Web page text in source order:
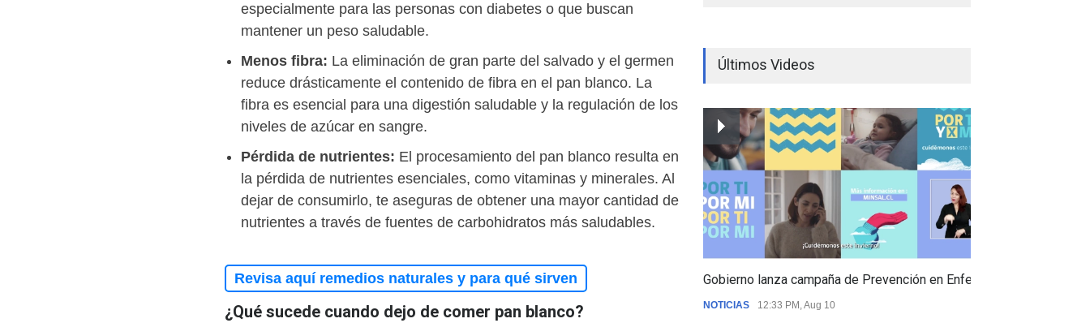
especialmente para las personas con diabetes o que buscan
mantener un peso saludable.
Menos fibra: La eliminación de gran parte del salvado y el germen
reduce drásticamente el contenido de fibra en el pan blanco. La
fibra es esencial para una digestión saludable y la regulación de los
niveles de azúcar en sangre.
Pérdida de nutrientes: El procesamiento del pan blanco resulta en
la pérdida de nutrientes esenciales, como vitaminas y minerales. Al
dejar de consumirlo, te aseguras de obtener una mayor cantidad de
nutrientes a través de fuentes de carbohidratos más saludables.
Revisa aquí remedios naturales y para qué sirven
¿Qué sucede cuando dejo de comer pan blanco?
Últimos Videos
Gobierno lanza campaña de Prevención en Enfermedades
NOTICIAS 12:33 PM, Aug 10